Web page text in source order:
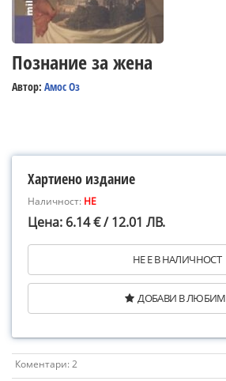
Познание за жена
Автор: Амос Оз
Хартиено издание
Наличност: НЕ
Цена: 6.14 € / 12.01 ЛВ.
НЕ Е В НАЛИЧНОСТ
ДОБАВИ В
Коментари: 2